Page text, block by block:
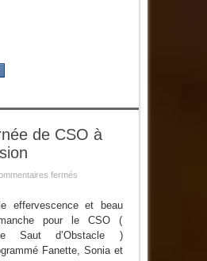
de CSO à
ferméssur
de
CSO
à
Equi
Passion
et beau
pour le CSO (
Saut d’Obstacle )
Fanette, Sonia et